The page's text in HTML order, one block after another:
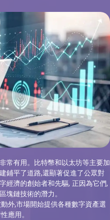
常有用。比特幣和以太坊等主要加
鋪平了道路,還顯著促進了公眾對
經濟的創始者和先驅, 正因為它們,
塊鏈技術的潛力。
外,市場開始提供各種數字資產選
應用。